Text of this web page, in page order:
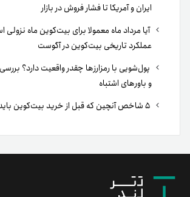
ایران و آمریکا تا فشار فروش در بازار
آیا مرداد ماه معمولا برای بیت‌کوین ماه
عملکرد تاریخی بیت‌کوین در آگوست
پول‌شویی با رمزارزها چقدر واقعیت دارد؟
و باورهای اشتباه